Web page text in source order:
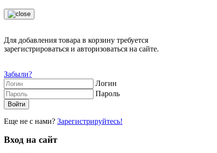
Для добавления товара в корзину требуется
зарегистрироваться и авторизоваться на сайте.
Забыли?
Логин
Пароль
Еще не с нами? Зарегистрируйтесь!
Вход на сайт